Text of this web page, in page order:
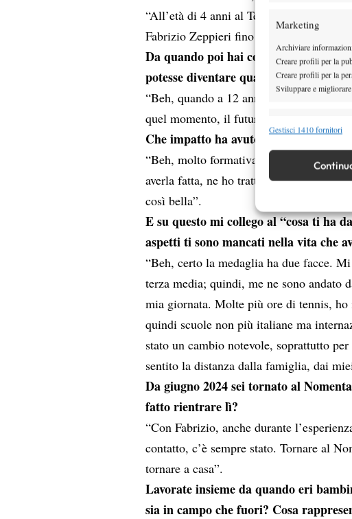
Marketing
Archiviare
Creare profili per la
Creare profili per la
Sviluppare e
Funzionalità
Identificare i
Garantire la
Erogare e
scelte sulla
Gestisci 1410 fornitori
“All’età di 4 anni al Tennis Club Parioli,
Fabrizio Zeppieri fino all’età di 12 anni”.
Da quando poi hai cominciato ad
potesse diventare qualcosa di più
“Beh, quando a 12 anni ho deciso di
quel momento, il futuro lo stavo già
Che impatto ha avuto su di te questa
“Beh, molto formativa. Sicuramente ha
averla fatta, ne ho tratto comunque
così bella”.
E su questo mi collego al “cosa ti ha
aspetti ti sono mancati nella vita che
“Beh, certo la medaglia ha due facce.
terza media; quindi, me ne sono andato
mia giornata. Molte più ore di tennis,
quindi scuole non più italiane ma
stato un cambio notevole, soprattutto
sentito la distanza dalla famiglia, dai
Da giugno 2024 sei tornato al
fatto rientrare lì?
“Con Fabrizio, anche durante
contatto, c’è sempre stato. Tornare al
tornare a casa”.
Lavorate insieme da quando eri
sia in campo che fuori? Cosa